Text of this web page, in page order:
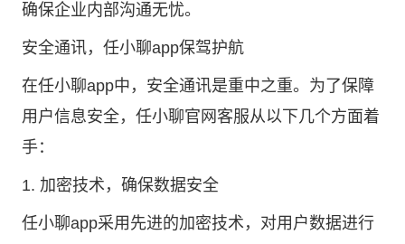
确保企业内部沟通无忧。
安全通讯，任小聊app保驾护航
在任小聊app中，安全通讯是重中之重。为了保障
用户信息安全，任小聊官网客服从以下几个方面着
手：
1. 加密技术，确保数据安全
任小聊app采用先进的加密技术，对用户数据进行